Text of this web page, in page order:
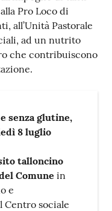
Pro Loco di
all’Unità Pastorale
ad un nutrito
che contribuiscono
senza glutine,
8 luglio
talloncino
Comune in
e
Centro sociale